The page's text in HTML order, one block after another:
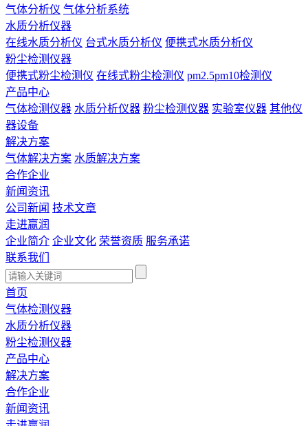
气体分析仪 气体分析系统
水质分析仪器
在线水质分析仪 台式水质分析仪 便携式水质分析仪
粉尘检测仪器
便携式粉尘检测仪 在线式粉尘检测仪 pm2.5pm10检测仪
产品中心
气体检测仪器 水质分析仪器 粉尘检测仪器 实验室仪器 其他仪
器设备
解决方案
气体解决方案 水质解决方案
合作企业
新闻资讯
公司新闻 技术文章
走进赢润
企业简介 企业文化 荣誉资质 服务承诺
联系我们
首页
气体检测仪器
水质分析仪器
粉尘检测仪器
产品中心
解决方案
合作企业
新闻资讯